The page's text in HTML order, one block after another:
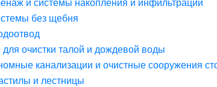
и системы накопления и инфильтрации
без щебня
очистки талой и дождевой воды
канализации и очистные сооружения
и лестницы